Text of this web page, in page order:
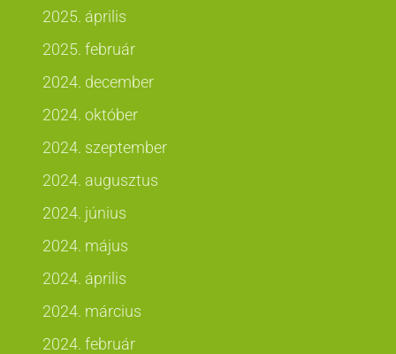
2025. április
2025. február
2024. december
2024. október
2024. szeptember
2024. augusztus
2024. június
2024. május
2024. április
2024. március
2024. február